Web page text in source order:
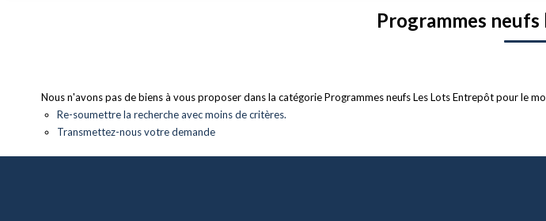
Programmes
Nous n'avons pas de biens à vous proposer dans la catégorie Programmes neufs Les Lots Entrepôt pour le
Re-soumettre la recherche avec moins de critères.
Transmettez-nous votre demande